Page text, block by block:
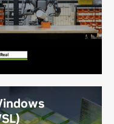
RTX PRO 6000 を
ステムやフィジカル
に適したクラス最
シングによるシミ